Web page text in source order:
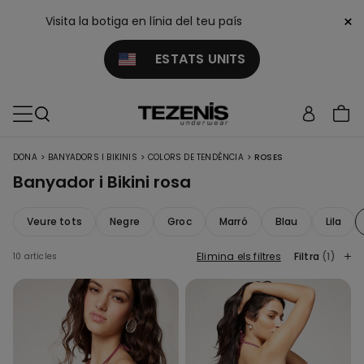
Visita la botiga en línia del teu país
ESTATS UNITS
×
DONA > BANYADORS I BIKINIS > COLORS DE TENDÈNCIA > ROSES
Banyador i Bikini rosa
Veure tots Negre Groc Marró Blau Lila
10 articles Elimina els filtres Filtra (1)